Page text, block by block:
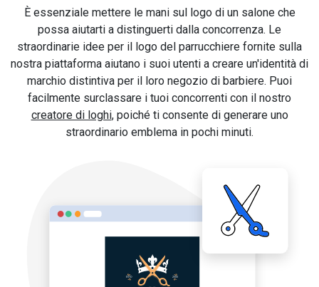
È essenziale mettere le mani sul logo di un salone che
possa aiutarti a distinguerti dalla concorrenza. Le
straordinarie idee per il logo del parrucchiere fornite sulla
nostra piattaforma aiutano i suoi utenti a creare un'identità di
marchio distintiva per il loro negozio di barbiere. Puoi
facilmente surclassare i tuoi concorrenti con il nostro
creatore di loghi, poiché ti consente di generare uno
straordinario emblema in pochi minuti.